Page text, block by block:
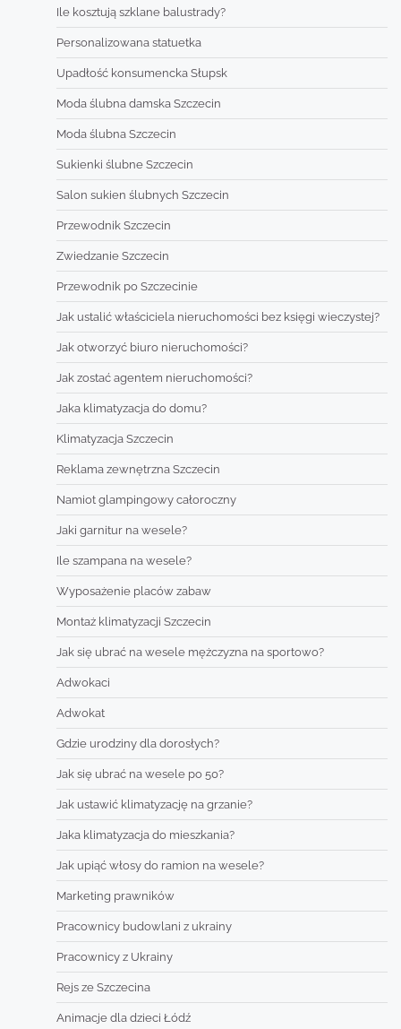
Ile kosztują szklane balustrady?
Personalizowana statuetka
Upadłość konsumencka Słupsk
Moda ślubna damska Szczecin
Moda ślubna Szczecin
Sukienki ślubne Szczecin
Salon sukien ślubnych Szczecin
Przewodnik Szczecin
Zwiedzanie Szczecin
Przewodnik po Szczecinie
Jak ustalić właściciela nieruchomości bez księgi wieczystej?
Jak otworzyć biuro nieruchomości?
Jak zostać agentem nieruchomości?
Jaka klimatyzacja do domu?
Klimatyzacja Szczecin
Reklama zewnętrzna Szczecin
Namiot glampingowy całoroczny
Jaki garnitur na wesele?
Ile szampana na wesele?
Wyposażenie placów zabaw
Montaż klimatyzacji Szczecin
Jak się ubrać na wesele mężczyzna na sportowo?
Adwokaci
Adwokat
Gdzie urodziny dla dorosłych?
Jak się ubrać na wesele po 50?
Jak ustawić klimatyzację na grzanie?
Jaka klimatyzacja do mieszkania?
Jak upiąć włosy do ramion na wesele?
Marketing prawników
Pracownicy budowlani z ukrainy
Pracownicy z Ukrainy
Rejs ze Szczecina
Animacje dla dzieci Łódź